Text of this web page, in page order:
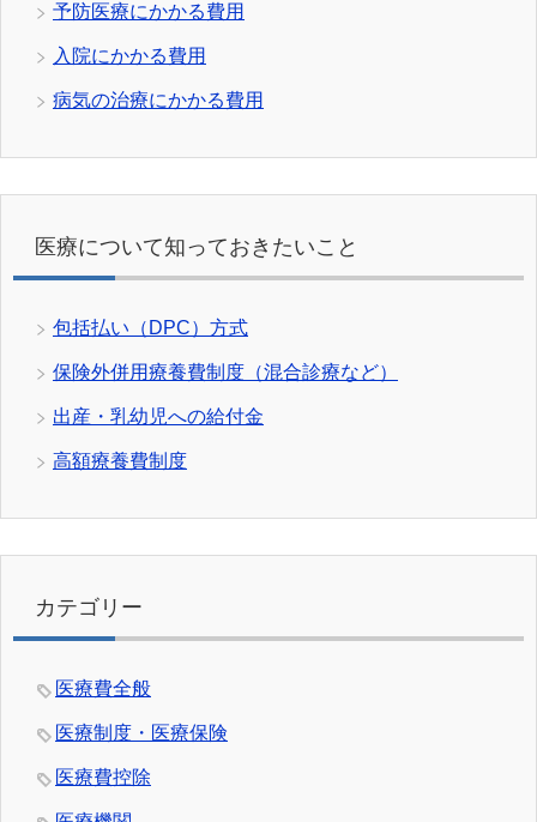
予防医療にかかる費用
入院にかかる費用
病気の治療にかかる費用
医療について知っておきたいこと
包括払い（DPC）方式
保険外併用療養費制度（混合診療など）
出産・乳幼児への給付金
高額療養費制度
カテゴリー
医療費全般
医療制度・医療保険
医療費控除